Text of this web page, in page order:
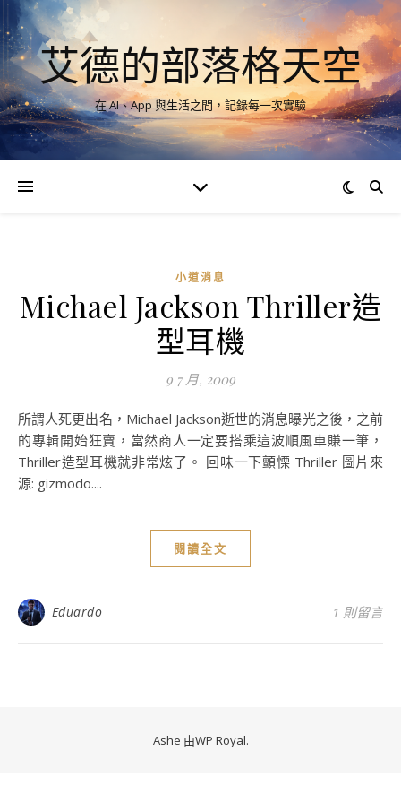
艾德的部落格天空
在 AI、App 與生活之間，記錄每一次實驗
小道消息
Michael Jackson Thriller造
型耳機
9 7 月, 2009
所謂人死更出名，Michael Jackson逝世的消息曝光之後，之前
的專輯開始狂賣，當然商人一定要搭乘這波順風車賺一筆，
Thriller造型耳機就非常炫了。 回味一下顫慄 Thriller 圖片來
源: gizmodo....
閱讀全文
Eduardo 1 則留言
Ashe 由WP Royal.